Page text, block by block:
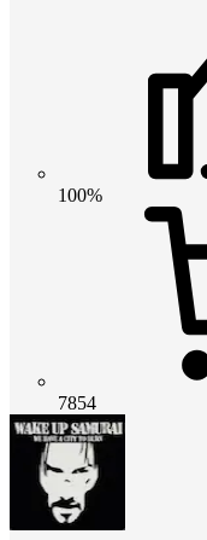
100%
7854